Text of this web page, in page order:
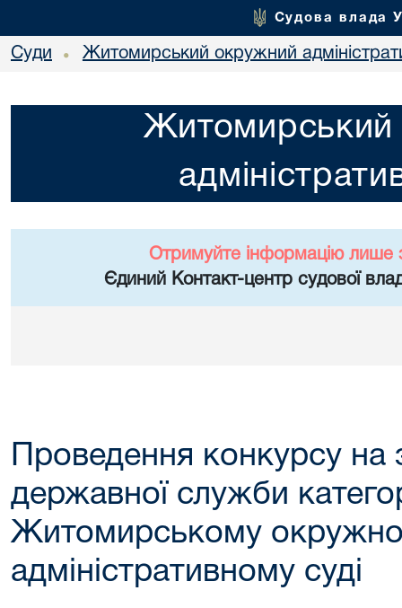
Судова влада
Суди • Житомирський окружний
Житомирський
Отримуйте інформацію лише
Єдиний Контакт-центр судової
Проведення конкурсу на
державної служби
Житомирському
адміністративному суді